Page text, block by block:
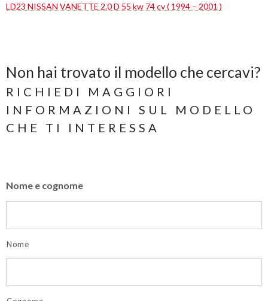
LD23 NISSAN VANETTE 2.0 D 55 kw 74 cv ( 1994 – 2001 )
Non hai trovato il modello che cercavi?
RICHIEDI MAGGIORI
INFORMAZIONI SUL MODELLO
CHE TI INTERESSA
Nome e cognome
Nome